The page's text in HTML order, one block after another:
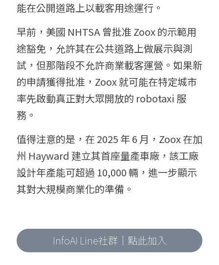
能在公開道路上以載客用途運行。
早前，美國 NHTSA 曾批准 Zoox 的示範用
途豁免，允許其在公共道路上做展示與測
試，但那階段不允許商業載客運營。如果新
的申請獲得批准，Zoox 就可能在特定城市
率先啟動真正對大眾開放的 robotaxi 服
務。
值得注意的是，在 2025 年 6 月，Zoox 在加
州 Hayward 建立其首座量產車廠，該工廠
設計年產能可超過 10,000 輛，進一步顯示
其對大規模商業化的準備。
InfoAI Line社群｜點此加入